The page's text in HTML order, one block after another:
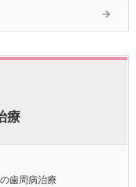
療
歯周病治療